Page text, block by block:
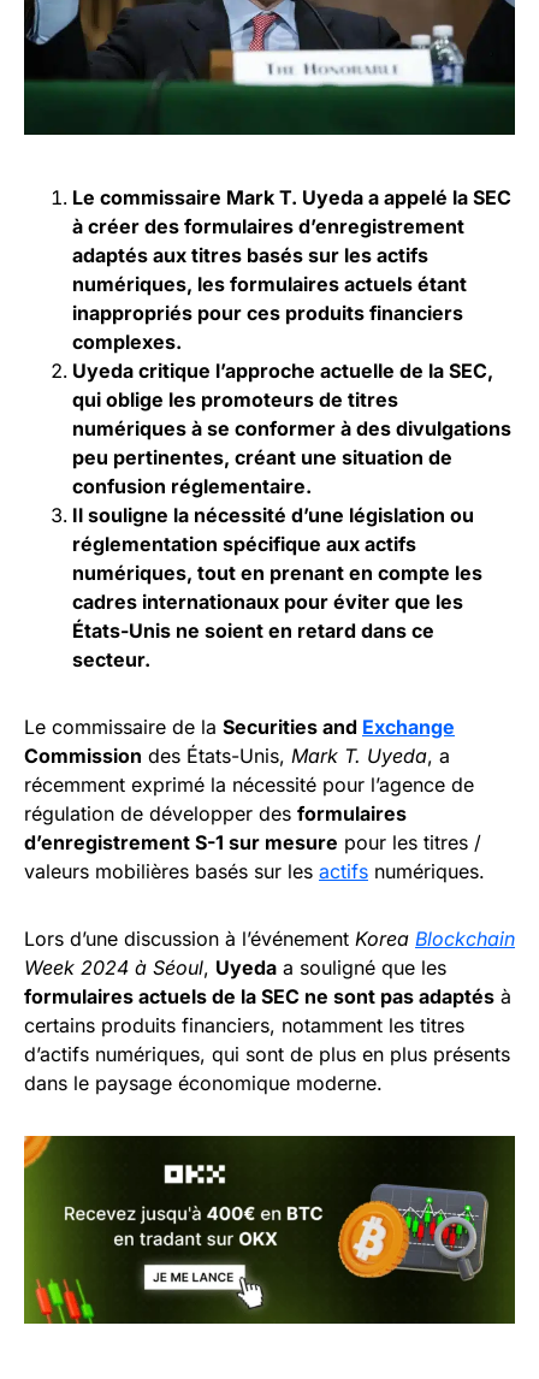
Le commissaire Mark T. Uyeda a appelé la SEC
à créer des formulaires d’enregistrement
adaptés aux titres basés sur les actifs
numériques, les formulaires actuels étant
inappropriés pour ces produits financiers
complexes.
Uyeda critique l’approche actuelle de la SEC,
qui oblige les promoteurs de titres
numériques à se conformer à des divulgations
peu pertinentes, créant une situation de
confusion réglementaire.
Il souligne la nécessité d’une législation ou
réglementation spécifique aux actifs
numériques, tout en prenant en compte les
cadres internationaux pour éviter que les
États-Unis ne soient en retard dans ce
secteur.
Le commissaire de la Securities and Exchange
Commission des États-Unis, Mark T. Uyeda, a
récemment exprimé la nécessité pour l’agence de
régulation de développer des formulaires
d’enregistrement S-1 sur mesure pour les titres /
valeurs mobilières basés sur les actifs numériques.
Lors d’une discussion à l’événement Korea Blockchain
Week 2024 à Séoul, Uyeda a souligné que les
formulaires actuels de la SEC ne sont pas adaptés à
certains produits financiers, notamment les titres
d’actifs numériques, qui sont de plus en plus présents
dans le paysage économique moderne.